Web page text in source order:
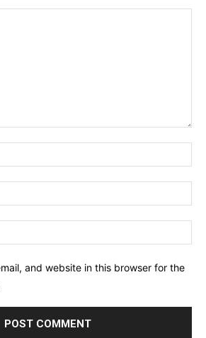
and website in this browser for the